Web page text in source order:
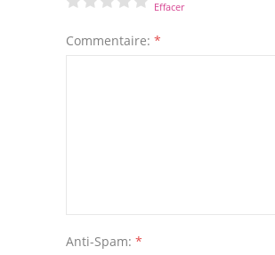
Effacer
Commentaire: *
Anti-Spam: *